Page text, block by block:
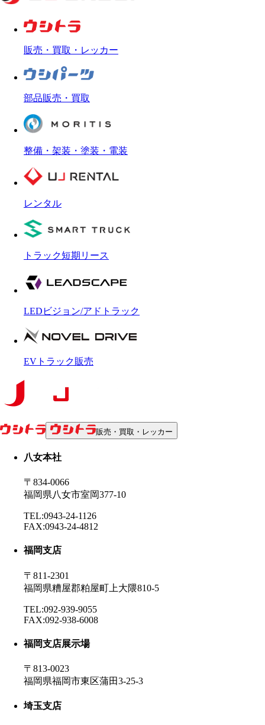
販売・買取・レッカー
部品販売・買取
整備・架装・塗装・電装
レンタル
トラック短期リース
LEDビジョン/アドトラック
EVトラック販売
販売・買取・レッカー
八女本社
〒834-0066
福岡県八女市室岡377-10
TEL:0943-24-1126
FAX:0943-24-4812
福岡支店
〒811-2301
福岡県糟屋郡粕屋町上大隈810-5
TEL:092-939-9055
FAX:092-938-6008
福岡支店展示場
〒813-0023
福岡県福岡市東区蒲田3-25-3
埼玉支店